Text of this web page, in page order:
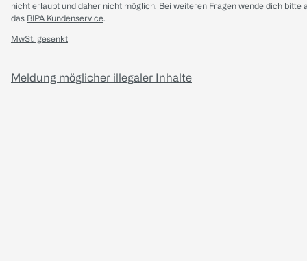
nicht erlaubt und daher nicht möglich. Bei weiteren Fragen wende dich bitte
das BIPA Kundenservice.
MwSt. gesenkt
Meldung möglicher illegaler Inhalte